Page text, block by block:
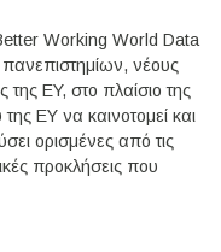
Working World Data
πανεπιστημίων, νέους
EY, στο πλαίσιο της
EY να καινοτομεί και
ορισμένες από τις
προκλήσεις που